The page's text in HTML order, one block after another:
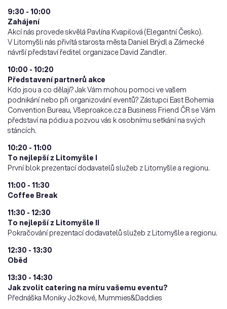
9:30 - 10:00
Zahájení
Akcí nás provede skvělá Pavlína Kvapilová (Elegantní Česko).
V Litomyšli nás přivítá starosta města Daniel Brýdl a Zámecké
návrší představí ředitel organizace David Zandler.
10:00 - 10:20
Představení partnerů akce
Kdo jsou a co dělají? Jak Vám mohou pomoci ve vašem
podnikání nebo při organizování eventů? Zástupci East Bohemia
Convention Bureau, Všeproakce.cz a Business Friend ČR se Vám
představí na pódiu a pozvou vás k osobnímu setkání na svých
stáncích.
10:20 - 11:00
To nejlepší z Litomyšle I
První blok prezentací dodavatelů služeb z Litomyšle a regionu.
11:00 - 11:30
Coffee Break
11:30 - 12:30
To nejlepší z Litomyšle II
Pokračování prezentací dodavatelů služeb z Litomyšle a regionu.
12:30 - 13:30
Oběd
13:30 - 14:30
Jak zvolit catering na míru vašemu eventu?
Přednáška Moniky Jožkové, Mummies&Daddies